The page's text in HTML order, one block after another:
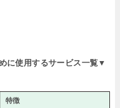
に使用するサービス一覧▼
特徴